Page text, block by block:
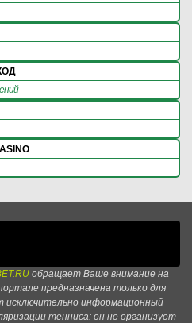
обращает Ваше внимание на
предназначена только для
информационный
тенниса: он не организует